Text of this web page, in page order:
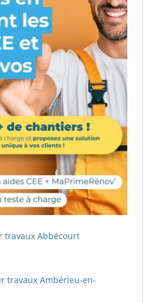
travaux Abbécourt
travaux Ambérieu-en-